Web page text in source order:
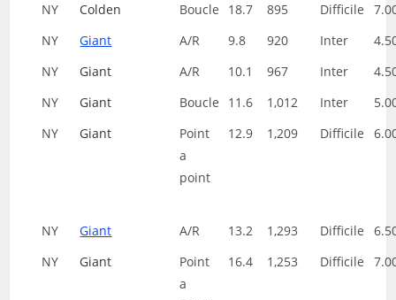
NY
Colden Boucle 18.7 895 Difficile
NY
Giant A/R 9.8 920 Inter
NY
Giant A/R 10.1 967 Inter
NY
Giant Boucle 11.6 1,012 Inter
NY
Giant
Point
a
point
12.9 1,209 Difficile
NY Giant A/R 13.2 1,293 Difficile
NY
Giant
Point
a
16.4 1,253 Difficile